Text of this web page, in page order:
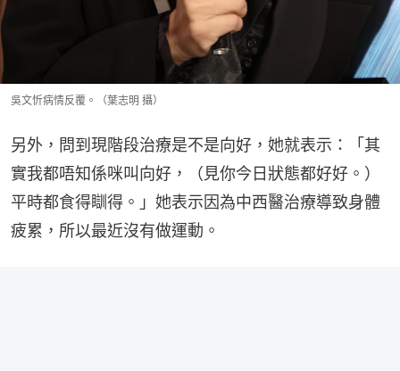
吳文忻病情反覆。（葉志明 攝）
另外，問到現階段治療是不是向好，她就表示：「其
實我都唔知係咪叫向好，（見你今日狀態都好好。）
平時都食得瞓得。」她表示因為中西醫治療導致身體
疲累，所以最近沒有做運動。